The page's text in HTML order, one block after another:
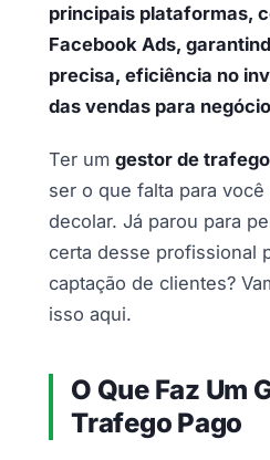
principais plataformas,
Facebook Ads,
precisa, eficiência no
das vendas para
Ter um gestor de
ser o que falta para
decolar. Já parou para
certa desse profissional
captação de clientes?
isso aqui.
O Que Faz Um
Trafego Pago